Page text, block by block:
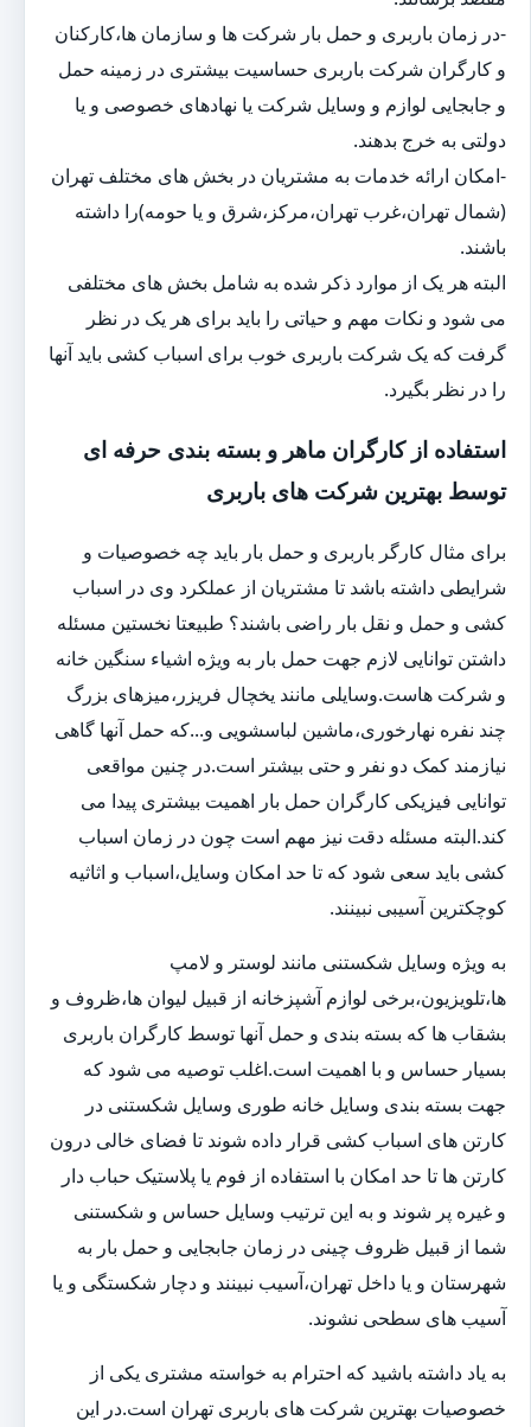
-در زمان باربری و حمل بار شرکت ها و سازمان ها،کارکنان
و کارگران شرکت باربری حساسیت بیشتری در زمینه حمل
و جابجایی لوازم و وسایل شرکت یا نهادهای خصوصی و یا
دولتی به خرج بدهند.
-امکان ارائه خدمات به مشتریان در بخش های مختلف تهران
(شمال تهران،غرب تهران،مرکز،شرق و یا حومه)را داشته
باشند.
البته هر یک از موارد ذکر شده به شامل بخش های مختلفی
می شود و نکات مهم و حیاتی را باید برای هر یک در نظر
گرفت که یک شرکت باربری خوب برای اسباب کشی باید آنها
را در نظر بگیرد.
استفاده از کارگران ماهر و بسته بندی حرفه ای
توسط بهترین شرکت های باربری
برای مثال کارگر باربری و حمل بار باید چه خصوصیات و
شرایطی داشته باشد تا مشتریان از عملکرد وی در اسباب
کشی و حمل و نقل بار راضی باشند؟ طبیعتا نخستین مسئله
داشتن توانایی لازم جهت حمل بار به ویژه اشیاء سنگین خانه
و شرکت هاست.وسایلی مانند یخچال فریزر،میزهای بزرگ
چند نفره نهارخوری،ماشین لباسشویی و...که حمل آنها گاهی
نیازمند کمک دو نفر و حتی بیشتر است.در چنین مواقعی
توانایی فیزیکی کارگران حمل بار اهمیت بیشتری پیدا می
کند.البته مسئله دقت نیز مهم است چون در زمان اسباب
کشی باید سعی شود که تا حد امکان وسایل،اسباب و اثاثیه
کوچکترین آسیبی نبینند.
به ویژه وسایل شکستنی مانند لوستر و لامپ
ها،تلویزیون،برخی لوازم آشپزخانه از قبیل لیوان ها،ظروف و
بشقاب ها که بسته بندی و حمل آنها توسط کارگران باربری
بسیار حساس و با اهمیت است.اغلب توصیه می شود که
جهت بسته بندی وسایل خانه طوری وسایل شکستنی در
کارتن های اسباب کشی قرار داده شوند تا فضای خالی درون
کارتن ها تا حد امکان با استفاده از فوم یا پلاستیک حباب دار
و غیره پر شوند و به این ترتیب وسایل حساس و شکستنی
شما از قبیل ظروف چینی در زمان جابجایی و حمل بار به
شهرستان و یا داخل تهران،آسیب نبینند و دچار شکستگی و یا
آسیب های سطحی نشوند.
به یاد داشته باشید که احترام به خواسته مشتری یکی از
خصوصیات بهترین شرکت های باربری تهران است.در این